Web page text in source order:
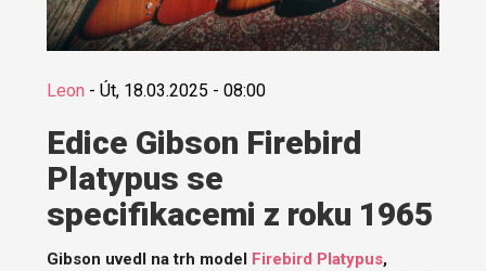
Leon - Út, 18.03.2025 - 08:00
Edice Gibson Firebird
Platypus se
specifikacemi z roku 1965
Gibson uvedl na trh model Firebird Platypus,